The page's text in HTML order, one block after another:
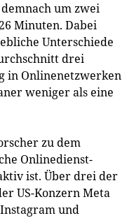
um zwei
Minuten. Dabei
Unterschiede
drei
in Onlinenetzwerken
weniger als eine
zu dem
Onlinedienst-
ist. Über drei der
US-Konzern Meta
und